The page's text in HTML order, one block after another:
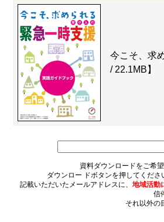
今こそ、求
/ 22.1MB】
資料ダウンロードをご希
ダウンロー ドボタンを押してくだ
記載いただいたメールアドレスに、 地域活動
信
それ以外の